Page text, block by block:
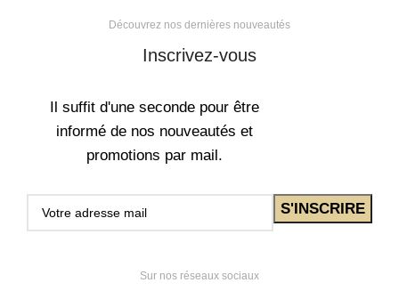
Découvrez nos dernières nouveautés
Inscrivez-vous
Il suffit d'une seconde pour être
informé de nos nouveautés et
promotions par mail.
Sur nos réseaux sociaux